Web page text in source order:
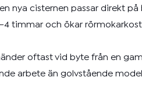
nya cisternen passar direkt
timmar och ökar
oftast vid byte från en
arbete än golvstående